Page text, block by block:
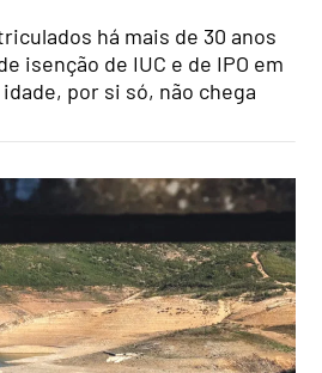
há mais de 30 anos
isenção de IUC e de IPO em
por si só, não chega